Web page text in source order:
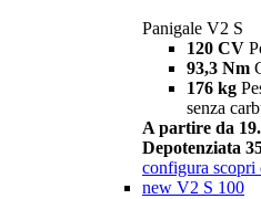
Panigale V2 S
120 CV
93,3 Nm
176 kg
senza
A partire da
Depotenziata
configura scopri
new V2 S 100